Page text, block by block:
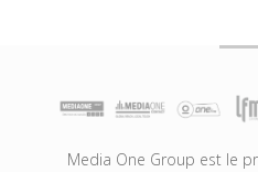
Media One Group est le